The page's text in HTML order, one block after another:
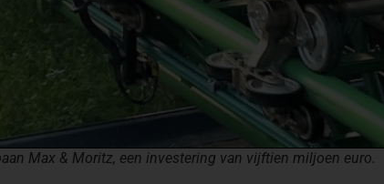
Max & Moritz, een investering van vijftien miljoen euro.